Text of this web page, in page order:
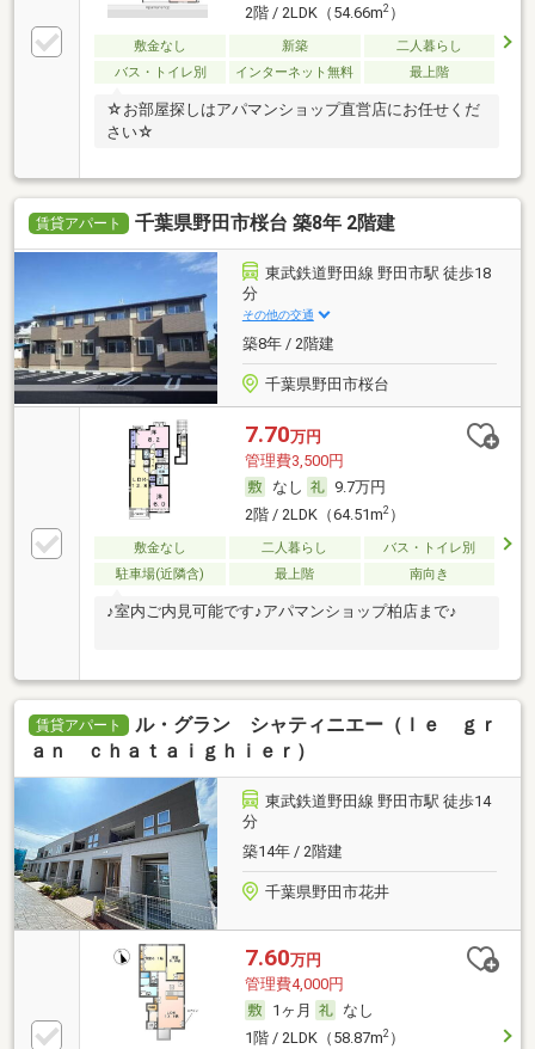
2階 / 2LDK（54.66m2）
敷金なし 新築
二人暮らし
バス・トイレ別
インターネット無料 最上階
☆お部屋探しはアパマンショップ直営店にお任せくだ
さい☆
賃貸アパート 千葉県野田市桜台 築8年 2階建
東武鉄道野田線 野田市駅 徒歩18
分
その他の交通
築8年 / 2階建
千葉県野田市桜台
7.70万円
管理費3,500円
なし
9.7万円
2階 / 2LDK（64.51m2）
敷金なし 二人暮らし
バス・トイレ別
駐車場(近隣含)
最上階 南向き
♪室内ご内見可能です♪アパマンショップ柏店まで♪
賃貸アパート
ル・グラン シャティニエー（ｌｅ ｇｒ
ａｎ ｃｈａｔａｉｇｈｉｅｒ）
東武鉄道野田線 野田市駅 徒歩14
分
築14年 / 2階建
千葉県野田市花井
7.60万円
管理費4,000円
1ヶ月
なし
1階 / 2LDK（58.87m2）